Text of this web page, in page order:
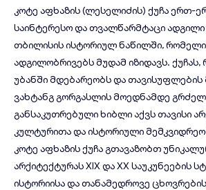
კოტე აფხაზის (ლესელიძის) ქუჩაერთ-
საინტერესო და თვალწარმტაცი
თბილისის ისტორიულ ნაწილში,
ადგილობრივებს მუდამ იზიდავს.
უბანში მდებარეობს და
ვახტანგ გორგასლის მოედნამდე
განსაკუთრებული ხიბლი აქვს თავისი
კულტურითა და ისტორიული
კოტე აფხაზის ქუჩა გთავაზობთ
არქიტექტურას XIX და XX საუკუნეების
ისტორიისა და თანამედროვე